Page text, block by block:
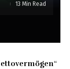
13 Min Read
“